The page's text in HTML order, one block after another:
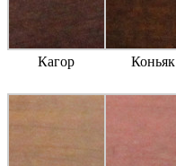
Кагор Коньяк